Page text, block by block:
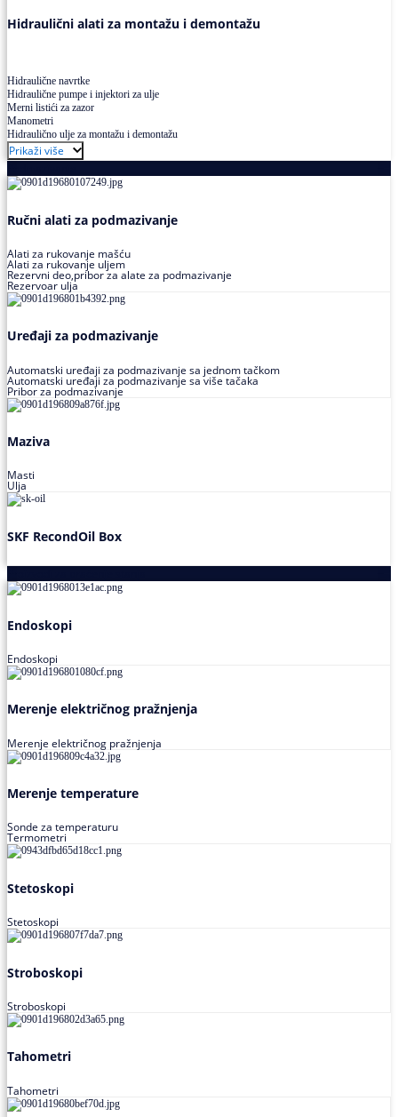
Hidraulični alati za montažu i demontažu
Hidraulične navrtke
Hidraulične pumpe i injektori za ulje
Merni listići za zazor
Manometri
Hidraulično ulje za montažu i demontažu
Prikaži više
Ručni alati za podmazivanje
Alati za rukovanje mašću
Alati za rukovanje uljem
Rezervni deo,pribor za alate za podmazivanje
Rezervoar ulja
Uređaji za podmazivanje
Automatski uređaji za podmazivanje sa jednom tačkom
Automatski uređaji za podmazivanje sa više tačaka
Pribor za podmazivanje
Maziva
Masti
Ulja
SKF RecondOil Box
Endoskopi
Endoskopi
Merenje električnog pražnjenja
Merenje električnog pražnjenja
Merenje temperature
Sonde za temperaturu
Termometri
Stetoskopi
Stetoskopi
Stroboskopi
Stroboskopi
Tahometri
Tahometri